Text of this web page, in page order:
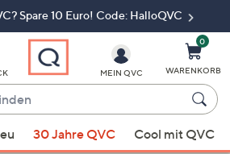
Spare 10 Euro! Code: HalloQVC
MEIN QVC
0
WARENKORB
30 Jahre QVC Cool mit QVC